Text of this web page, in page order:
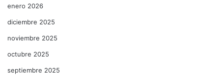
enero 2026
diciembre 2025
noviembre 2025
octubre 2025
septiembre 2025